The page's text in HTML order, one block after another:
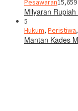
Pesawaran
Milyaran
5
Hukum, Peristiwa,
Mantan Kades